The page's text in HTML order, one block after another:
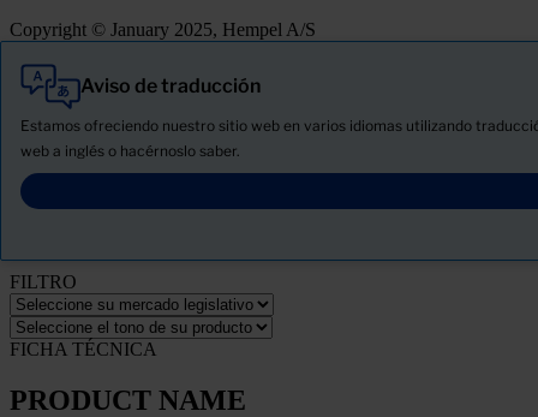
Copyright © January 2025, Hempel A/S
Aviso de traducción
Estamos ofreciendo nuestro sitio web en varios idiomas utilizando
web a inglés o hacérnoslo saber.
Todo
Productos
Descargue la ficha de seguridad del producto
FILTRO
FICHA TÉCNICA
PRODUCT NAME